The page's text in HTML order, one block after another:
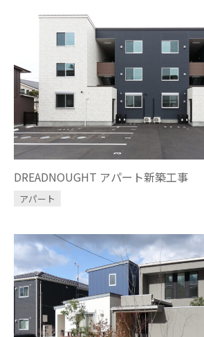
DREADNOUGHT アパート新築工事
アパート